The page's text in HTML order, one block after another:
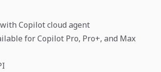
Copilot cloud agent
for Copilot Pro, Pro+, and Max